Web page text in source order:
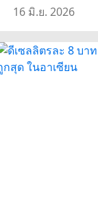
16 มิ.ย. 2026